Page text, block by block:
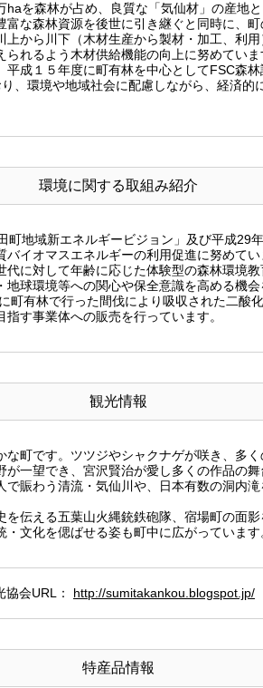
を森林が占め、良質な「気仙材」の産地
な森林資源を後世に引き継ぐと同時に、
上から川下（木材生産から製材・加工、利
れるよう木材供給機能の向上に努めていま
成１５年度に町有林を中心としてFSC森
、環境や地域社会に配慮しながら、経済的
環境に関する取組み紹介
町地域新エネルギービジョン」及び平成29
イオマスエネルギーの利用促進に努めてい
代に対して年齢に応じた体験型の森林環境
球環境等への関心や保全意識を高める機会
町有林で行った間伐により吸収された二酸
す事業体への販売を行っています。
観光情報
町です。ツツジやシャクナゲが咲き、多
一望でき、宮沢賢治が愛し多くの作品の
賑わう清流・気仙川や、日本有数の洞内
を伝える五葉山火縄銃鉄砲隊、宿場町の面
文化を偲ばせる姿も町中に広がっています
協会URL： http://sumitakankou.blogspot.jp/
特産品情報